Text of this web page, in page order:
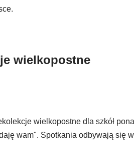
wielkopostne
wielkopostne dla szkół
wam". Spotkania odbywają się